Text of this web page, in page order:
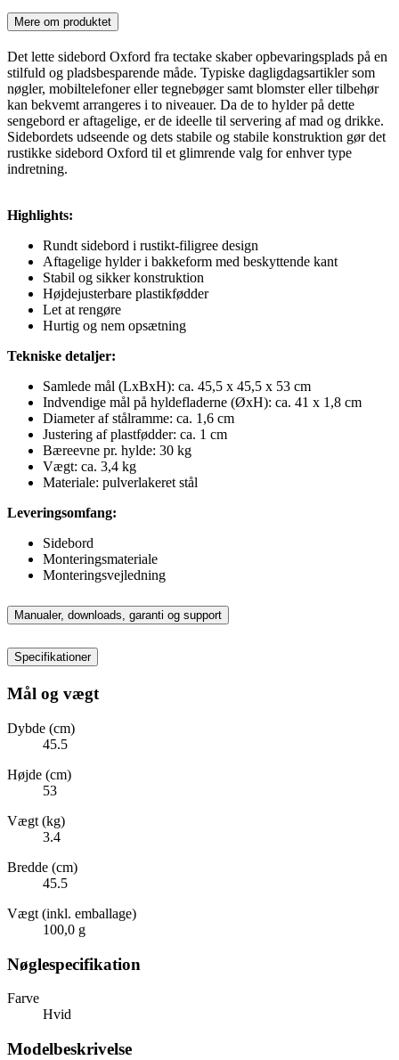
Mere om produktet
Det lette sidebord Oxford fra tectake skaber opbevaringsplads på en
stilfuld og pladsbesparende måde. Typiske dagligdagsartikler som
nøgler, mobiltelefoner eller tegnebøger samt blomster eller tilbehør
kan bekvemt arrangeres i to niveauer. Da de to hylder på dette
sengebord er aftagelige, er de ideelle til servering af mad og drikke.
Sidebordets udseende og dets stabile og stabile konstruktion gør det
rustikke sidebord Oxford til et glimrende valg for enhver type
indretning.
Highlights:
Rundt sidebord i rustikt-filigree design
Aftagelige hylder i bakkeform med beskyttende kant
Stabil og sikker konstruktion
Højdejusterbare plastikfødder
Let at rengøre
Hurtig og nem opsætning
Tekniske detaljer:
Samlede mål (LxBxH): ca. 45,5 x 45,5 x 53 cm
Indvendige mål på hyldefladerne (ØxH): ca. 41 x 1,8 cm
Diameter af stålramme: ca. 1,6 cm
Justering af plastfødder: ca. 1 cm
Bæreevne pr. hylde: 30 kg
Vægt: ca. 3,4 kg
Materiale: pulverlakeret stål
Leveringsomfang:
Sidebord
Monteringsmateriale
Monteringsvejledning
Manualer, downloads, garanti og support
Specifikationer
Mål og vægt
Dybde (cm)
45.5
Højde (cm)
53
Vægt (kg)
3.4
Bredde (cm)
45.5
Vægt (inkl. emballage)
100,0 g
Nøglespecifikation
Farve
Hvid
Modelbeskrivelse